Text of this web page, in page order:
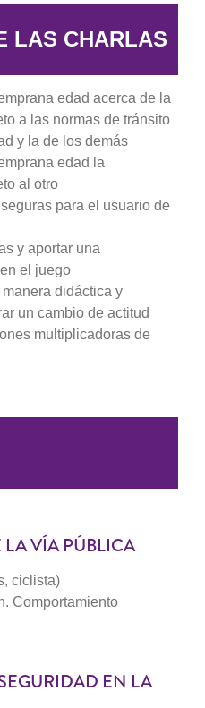
CHARLAS
edad acerca de la
a las normas de tránsito
y la de los demás
edad la
al otro
para el usuario de
y aportar una
el juego
didáctica y
un cambio de actitud
multiplicadoras de
VÍA PÚBLICA
ciclista)
Comportamiento
EN LA